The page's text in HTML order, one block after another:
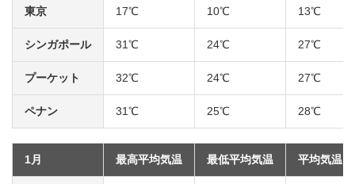
東京 17℃ 10℃ 13℃
シンガポール 31℃ 24℃ 27℃
プーケット 32℃ 24℃ 27℃
ペナン 31℃ 25℃ 28℃
1月 最高平均気温 最低平均気温 平均気温